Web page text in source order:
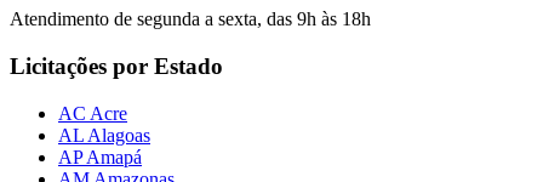
Atendimento de segunda a sexta, das 9h às 18h
Licitações por Estado
AC Acre
AL Alagoas
AP Amapá